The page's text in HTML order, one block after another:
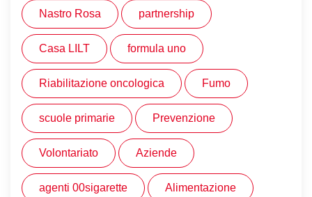
Nastro Rosa partnership
Casa LILT formula uno
Riabilitazione oncologica Fumo
scuole primarie Prevenzione
Volontariato Aziende
agenti 00sigarette Alimentazione